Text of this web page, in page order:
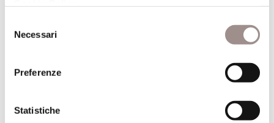
delNecessari
Preferenze
Statistiche